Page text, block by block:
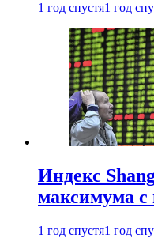
1 год спустя1 год
Индекс
максимума с
1 год спустя1 год